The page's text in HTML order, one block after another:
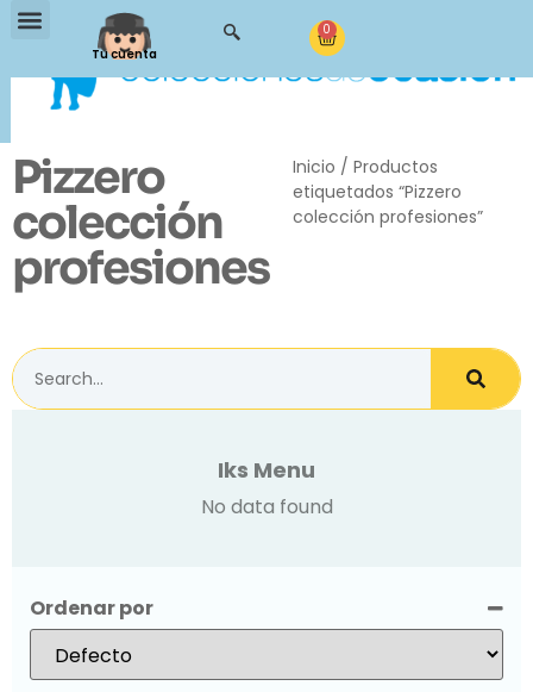
Tu cuenta
0
Pizzero
colección
profesiones
Inicio / Productos
etiquetados “Pizzero
colección profesiones”
Iks Menu
No data found
Ordenar por
Sort Products